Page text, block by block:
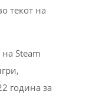
текот на
на Steam
година за